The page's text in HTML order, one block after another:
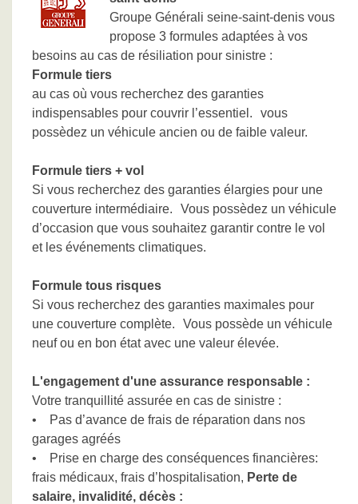
Groupe Générali seine-saint-denis vous
propose 3 formules adaptées à vos
besoins au cas de résiliation pour sinistre :
Formule tiers
au cas où vous recherchez des garanties
indispensables pour couvrir l’essentiel. vous
possèdez un véhicule ancien ou de faible valeur.
Formule tiers + vol
Si vous recherchez des garanties élargies pour une
couverture intermédiaire. Vous possèdez un véhicule
d’occasion que vous souhaitez garantir contre le vol
et les événements climatiques.
Formule tous risques
Si vous recherchez des garanties maximales pour
une couverture complète. Vous possède un véhicule
neuf ou en bon état avec une valeur élevée.
L'engagement d'une assurance responsable :
Votre tranquillité assurée en cas de sinistre :
• Pas d’avance de frais de réparation dans nos
garages agréés
• Prise en charge des conséquences financières:
frais médicaux, frais d’hospitalisation, Perte de
salaire, invalidité, décès :